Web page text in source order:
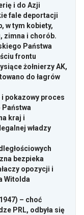
i do Azji
fale deportacji
w tym kobiety,
zimna i chorób.
Państwa
frontu
żołnierzy AK,
do łagrów
i pokazowy proces
kraj i
władzy
bezpieka
opozycji i
Witolda
– choć
PRL, odbyła się